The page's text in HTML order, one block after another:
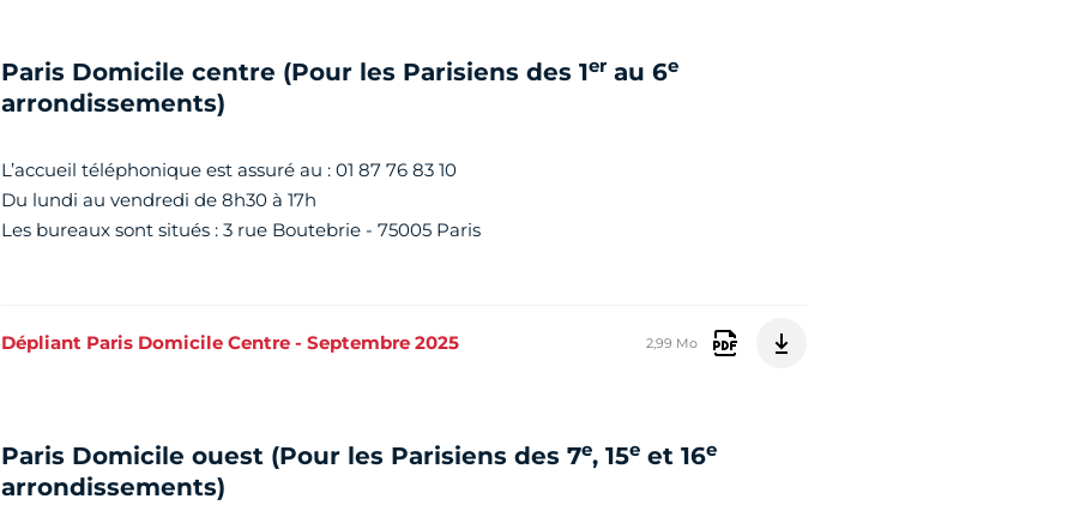
Paris Domicile centre (Pour les Parisiens des 1erau 6e
arrondissements)
L’accueil téléphonique est assuré au : 01 87 76 83 10
Du lundi au vendredi de 8h30 à 17h
Les bureaux sont situés : 3 rue Boutebrie - 75005 Paris
Dépliant Paris Domicile Centre - Septembre 2025 2,99 Mo
Paris Domicile ouest (Pour les Parisiens des 7e, 15eet 16e
arrondissements)